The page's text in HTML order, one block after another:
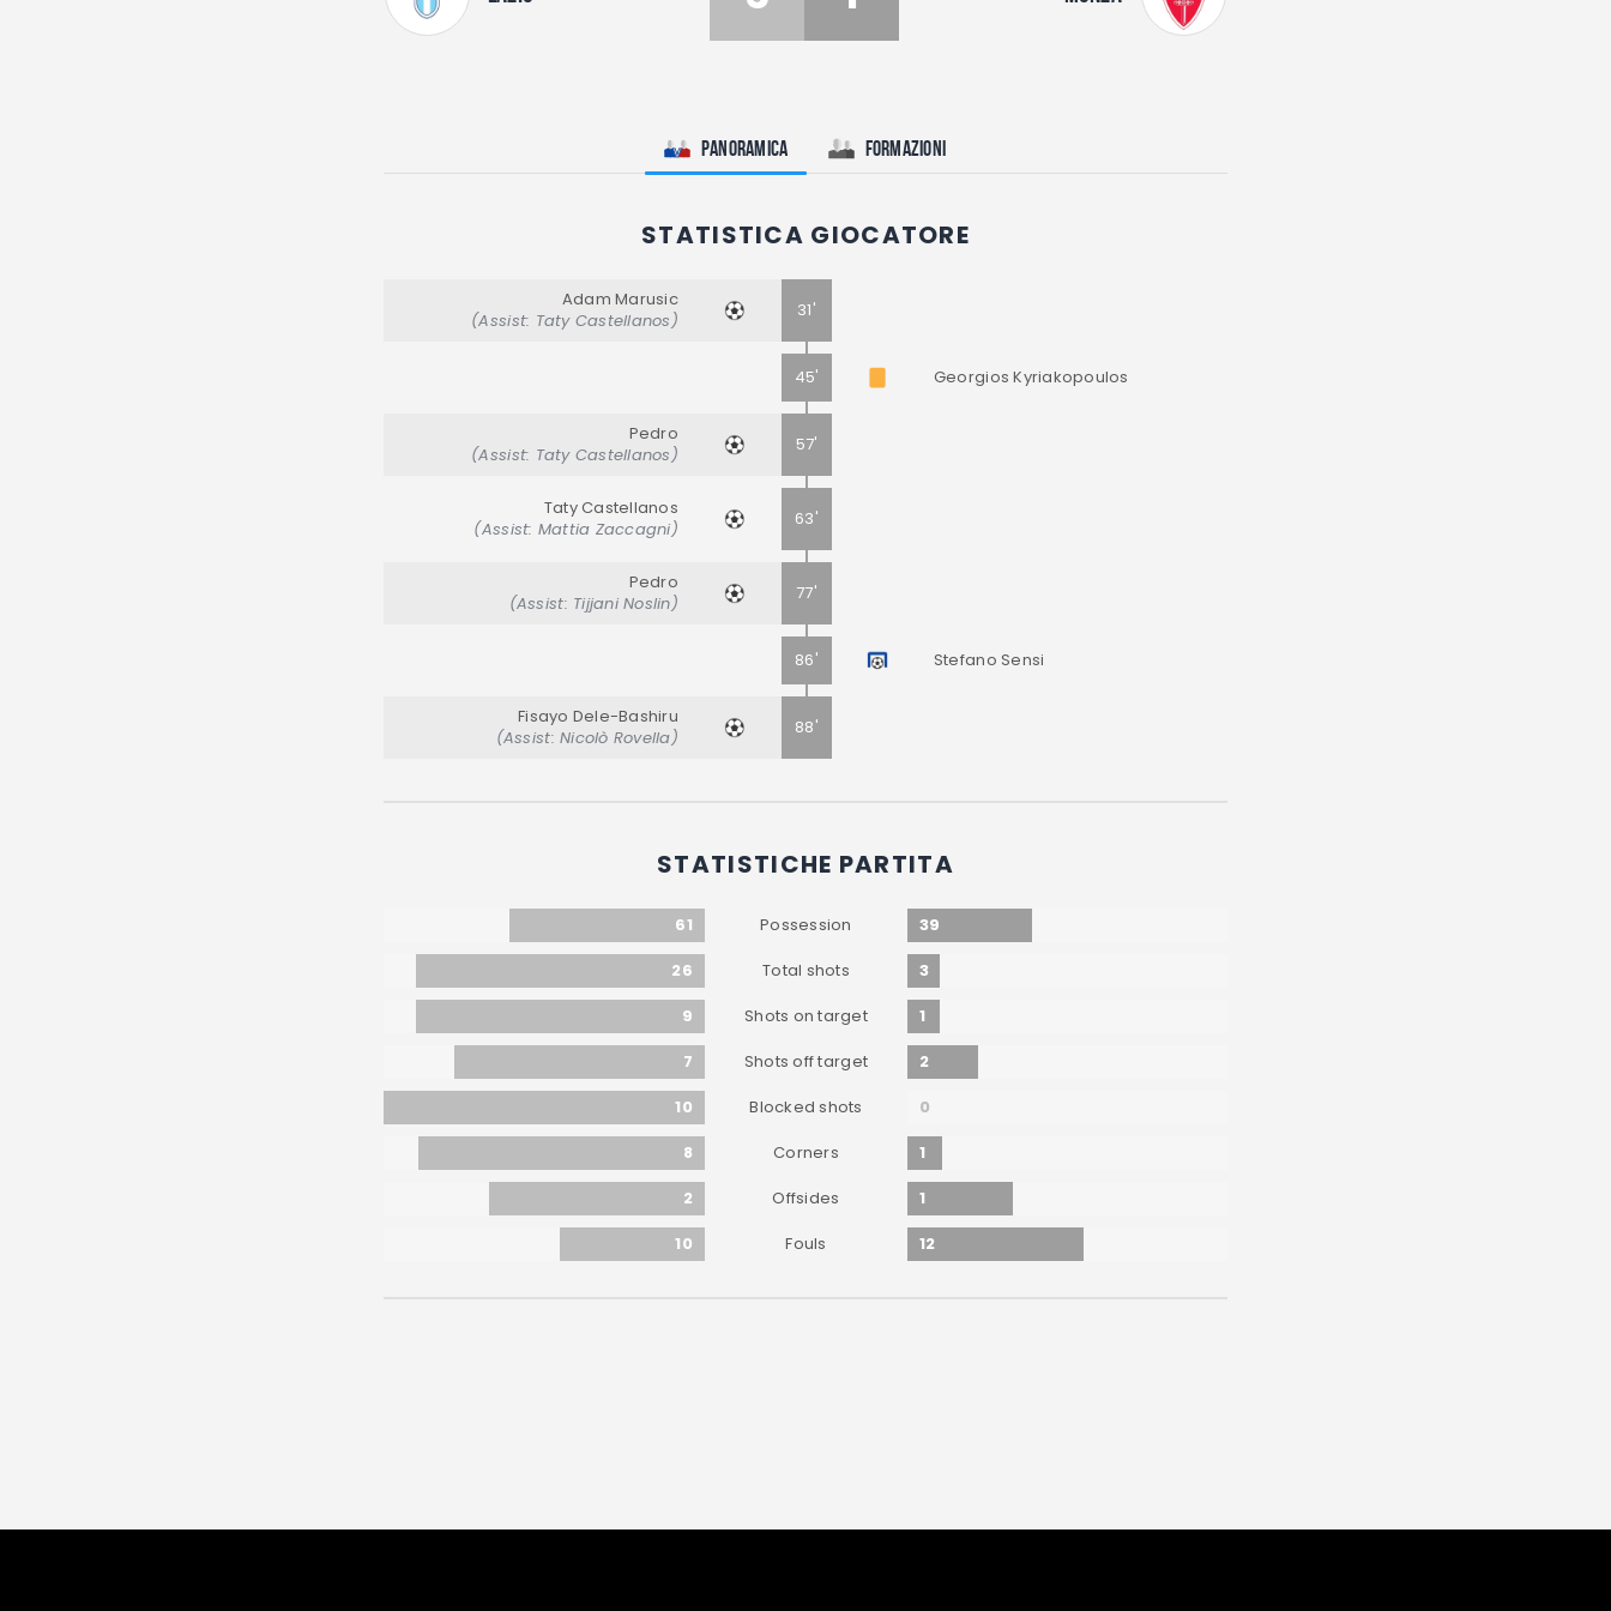
Panoramica Formazioni
STATISTICA GIOCATORE
Adam Marusic
(Assist: Taty Castellanos)
31'
45' Georgios Kyriakopoulos
Pedro
(Assist: Taty Castellanos)
57'
Taty Castellanos
(Assist: Mattia Zaccagni)
63'
Pedro
(Assist: Tijjani Noslin)
77'
86' Stefano Sensi
Fisayo Dele-Bashiru
(Assist: Nicolò Rovella)
88'
STATISTICHE PARTITA
61 Possession
39
26
Total shots
3
9
Shots on target
1
7
Shots off target
2
10
Blocked shots
0
8
Corners
1
2
Offsides
1
10
Fouls 12